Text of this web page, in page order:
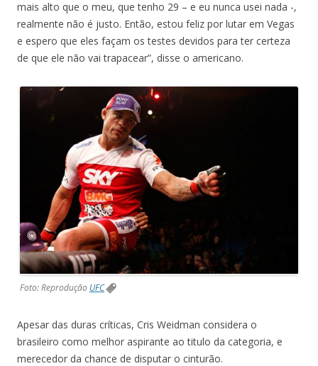
mais alto que o meu, que tenho 29 – e eu nunca usei nada -,
realmente não é justo. Então, estou feliz por lutar em Vegas
e espero que eles façam os testes devidos para ter certeza
de que ele não vai trapacear”, disse o americano.
Foto: Reprodução UFC
Apesar das duras críticas, Cris Weidman considera o
brasileiro como melhor aspirante ao titulo da categoria, e
merecedor da chance de disputar o cinturão.